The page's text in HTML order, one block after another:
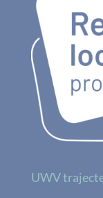
UWV